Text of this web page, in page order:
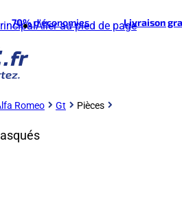
Aller au pied de page
70%d'économies Livraison
Romeo Gt Pièces